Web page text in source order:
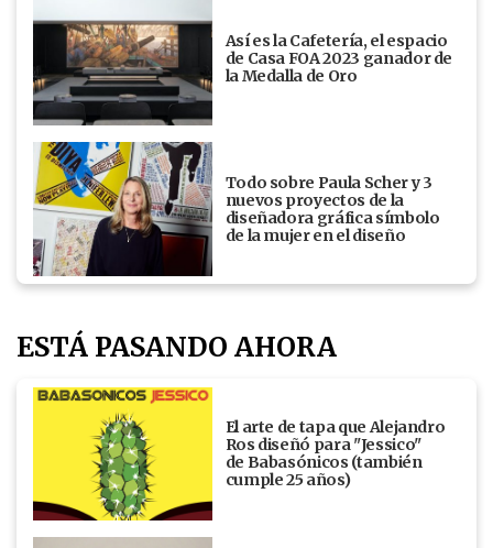
Así es la Cafetería, el espacio
de Casa FOA 2023 ganador de
la Medalla de Oro
Todo sobre Paula Scher y 3
nuevos proyectos de la
diseñadora gráfica símbolo
de la mujer en el diseño
ESTÁ PASANDO AHORA
El arte de tapa que Alejandro
Ros diseñó para "Jessico"
de Babasónicos (también
cumple 25 años)